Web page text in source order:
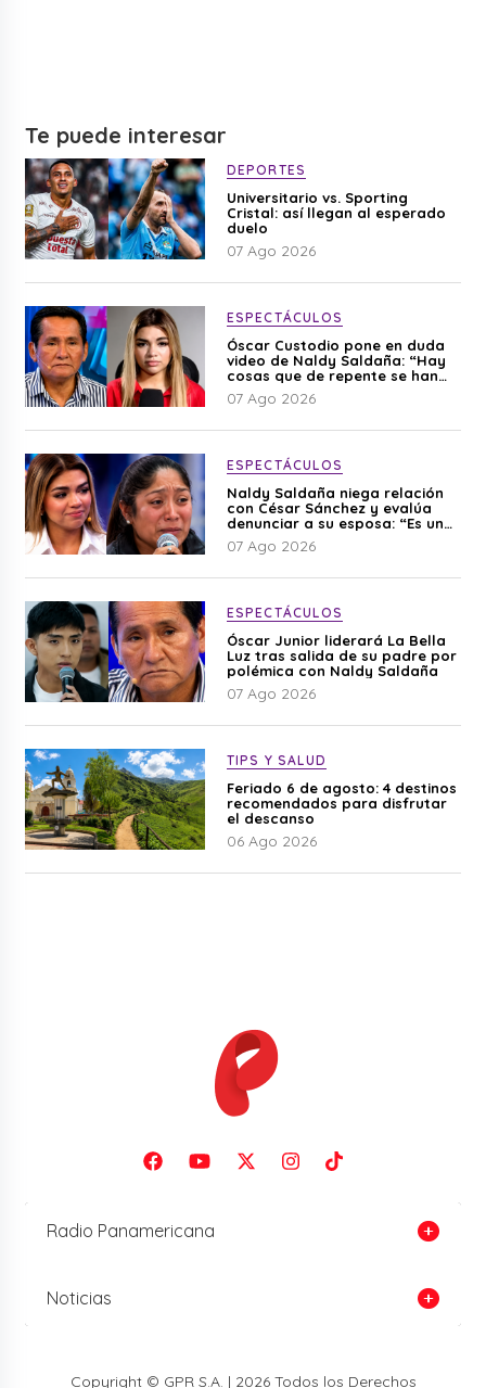
Te puede interesar
DEPORTES
Universitario vs. Sporting
Cristal: así llegan al esperado
duelo
07 Ago 2026
ESPECTÁCULOS
Óscar Custodio pone en duda
video de Naldy Saldaña: “Hay
cosas que de repente se han
editado”
07 Ago 2026
ESPECTÁCULOS
Naldy Saldaña niega relación
con César Sánchez y evalúa
denunciar a su esposa: “Es una
difamación”
07 Ago 2026
ESPECTÁCULOS
Óscar Junior liderará La Bella
Luz tras salida de su padre por
polémica con Naldy Saldaña
07 Ago 2026
TIPS Y SALUD
Feriado 6 de agosto: 4 destinos
recomendados para disfrutar
el descanso
06 Ago 2026
Radio Panamericana
Noticias
Copyright © GPR S.A. | 2026 Todos los Derechos